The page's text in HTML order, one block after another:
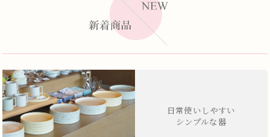
日常使いしやすい
シンプルな器